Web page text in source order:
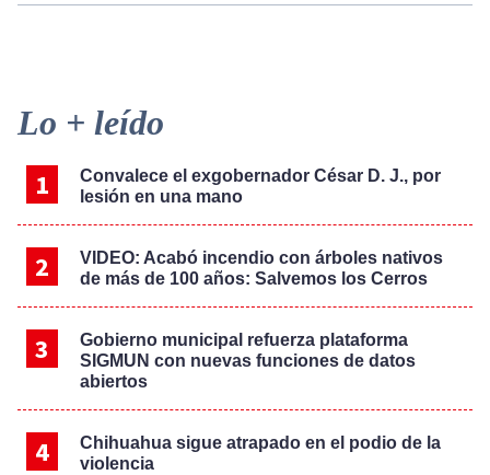
Primary
Sidebar
Lo + leído
Convalece el exgobernador César D. J., por
lesión en una mano
VIDEO: Acabó incendio con árboles nativos
de más de 100 años: Salvemos los Cerros
Gobierno municipal refuerza plataforma
SIGMUN con nuevas funciones de datos
abiertos
Chihuahua sigue atrapado en el podio de la
violencia